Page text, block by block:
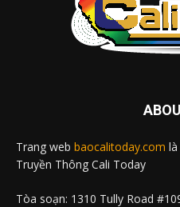
Trang web baocalitoday.com
Truyền Thông Cali Today
Tòa soạn: 1310 Tully Road